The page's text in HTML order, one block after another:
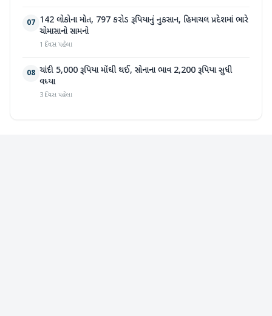
07 142 લોકોના મોત, 797 કરોડ રૂપિયાનું નુકસાન, હિમાચલ પ્રદેશમાં ભારે
ચોમાસાનો સામનો
1 દિવસ પહેલા
08 ચાંદી 5,000 રૂપિયા મોંઘી થઈ, સોનાના ભાવ 2,200 રૂપિયા સુધી
વધ્યા
3 દિવસ પહેલા